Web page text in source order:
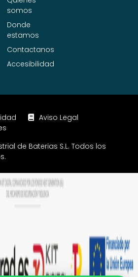
somos
Donde
estamos
Contactanos
Accesibilidad
de Baterias S.L. Todos los
Aviso Legal